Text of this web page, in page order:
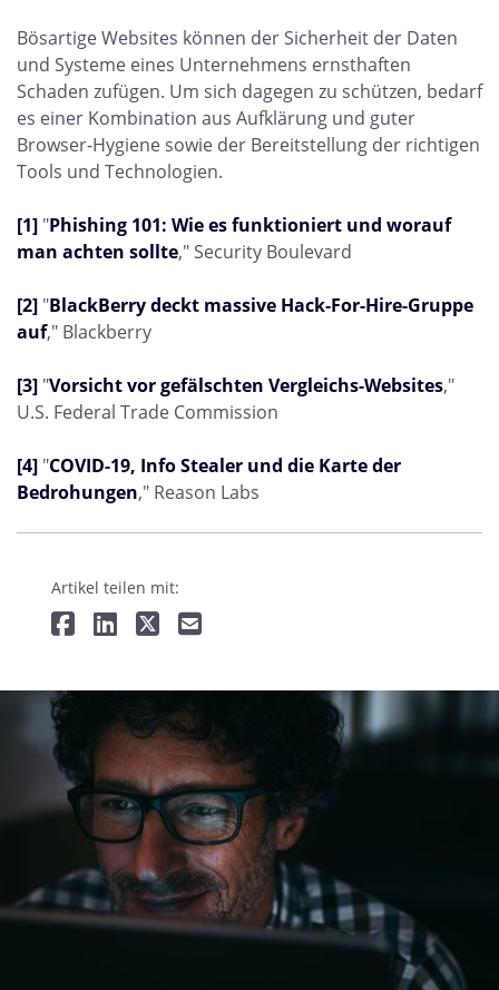
Bösartige Websites können der Sicherheit der Daten
und Systeme eines Unternehmens ernsthaften
Schaden zufügen. Um sich dagegen zu schützen, bedarf
es einer Kombination aus Aufklärung und guter
Browser-Hygiene sowie der Bereitstellung der richtigen
Tools und Technologien.
[1] "Phishing 101: Wie es funktioniert und worauf
man achten sollte," Security Boulevard
[2] "BlackBerry deckt massive Hack-For-Hire-Gruppe
auf," Blackberry
[3] "Vorsicht vor gefälschten Vergleichs-Websites,"
U.S. Federal Trade Commission
[4] "COVID-19, Info Stealer und die Karte der
Bedrohungen," Reason Labs
Artikel teilen mit: